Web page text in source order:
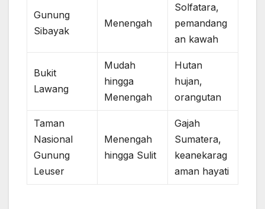
Gunung
Sibayak
Menengah
Solfatara,
pemandang
an kawah
Bukit
Lawang
Mudah
hingga
Menengah
Hutan
hujan,
orangutan
Taman
Nasional
Gunung
Leuser
Menengah
hingga Sulit
Gajah
Sumatera,
keanekarag
aman hayati